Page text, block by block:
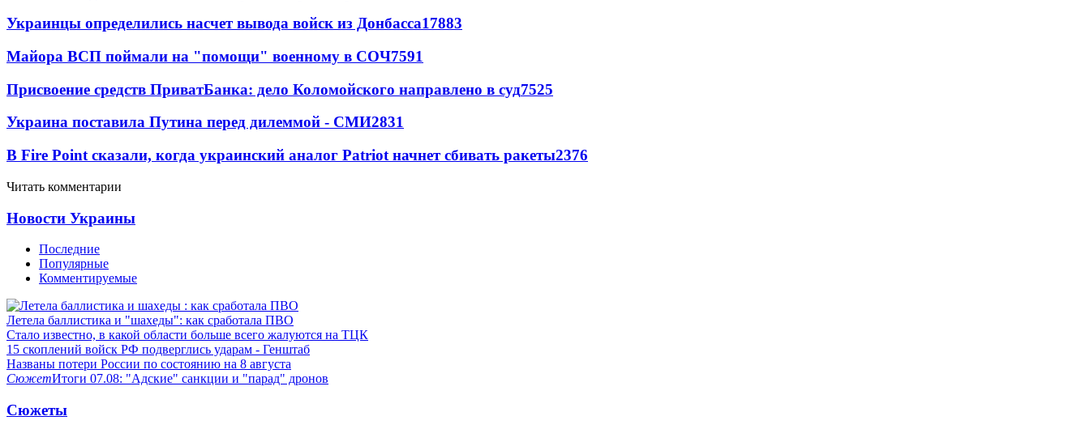
Украинцы определились насчет вывода войск из Донбасса17883
Майора ВСП поймали на "помощи" военному в СОЧ7591
Присвоение средств ПриватБанка: дело Коломойского направлено в суд7525
Украина поставила Путина перед дилеммой - СМИ2831
В Fire Point сказали, когда украинский аналог Patriot начнет сбивать ракеты2376
Читать комментарии
Новости Украины
Последние
Популярные
Комментируемые
Летела баллистика и "шахеды": как сработала ПВО
Стало известно, в какой области больше всего жалуются на ТЦК
15 скоплений войск РФ подверглись ударам - Генштаб
Названы потери России по состоянию на 8 августа
СюжетИтоги 07.08: "Адские" санкции и "парад" дронов
Сюжеты